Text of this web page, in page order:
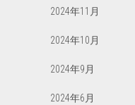
2024年11月
2024年10月
2024年9月
2024年6月